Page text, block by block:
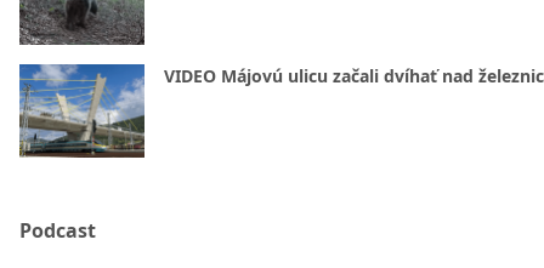
VIDEO Májovú ulicu začali dvíhať nad
Podcast